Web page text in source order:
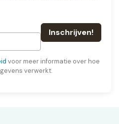
voor meer informatie over hoe
verwerkt.